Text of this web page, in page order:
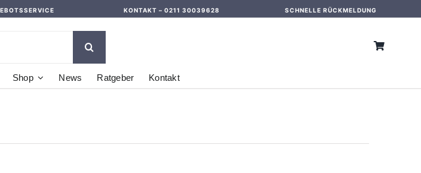
KONTAKT – 0211 30039628 SCHNELLE RÜCKMELDUNG
Shop News Ratgeber Kontakt